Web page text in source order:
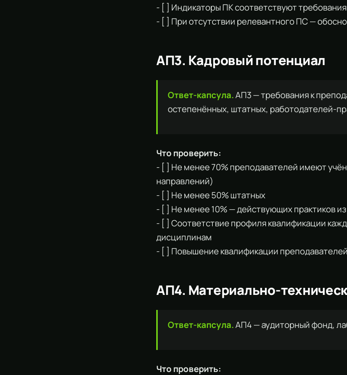
- [ ] Индикаторы ПК соответствуют
- [ ] При отсутствии релевантного ПС —
АП3. Кадровый потенциал
Ответ-капсула.АП3 — требования к
остепенённых, штатных, работодателей-
Что проверить:
- [ ] Не менее 70% преподавателей имеют
направлений)
- [ ] Не менее 50% штатных
- [ ] Не менее 10% — действующих практиков
- [ ] Соответствие профиля квалификации
дисциплинам
- [ ] Повышение квалификации преподавателей
АП4. Материально-
Ответ-капсула.АП4 — аудиторный фонд,
Что проверить: